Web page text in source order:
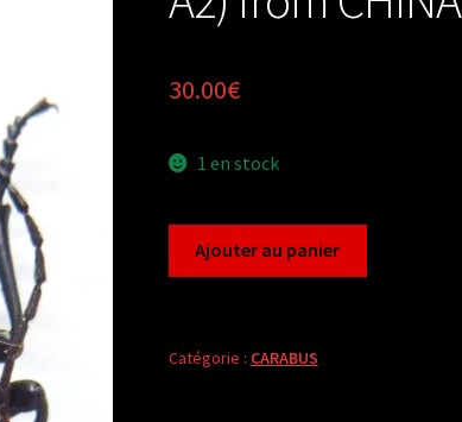
30.00€
1 en stock
mesites
Ajouter au panier
Catégorie : CARABUS